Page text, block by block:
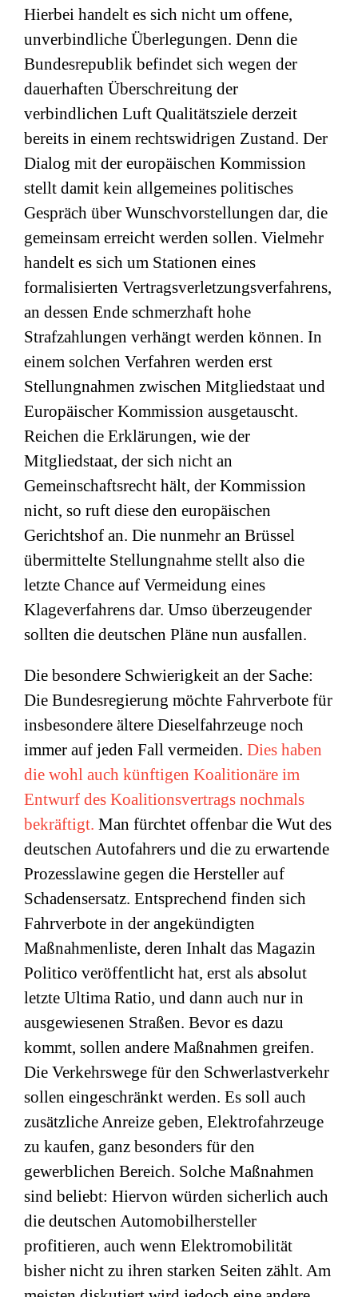
Hierbei handelt es sich nicht um offene,
unverbindliche Überlegungen. Denn die
Bundesrepublik befindet sich wegen der
dauerhaften Überschreitung der
verbindlichen Luft Qualitätsziele derzeit
bereits in einem rechtswidrigen Zustand. Der
Dialog mit der europäischen Kommission
stellt damit kein allgemeines politisches
Gespräch über Wunschvorstellungen dar, die
gemeinsam erreicht werden sollen. Vielmehr
handelt es sich um Stationen eines
formalisierten Vertragsverletzungsverfahrens,
an dessen Ende schmerzhaft hohe
Strafzahlungen verhängt werden können. In
einem solchen Verfahren werden erst
Stellungnahmen zwischen Mitgliedstaat und
Europäischer Kommission ausgetauscht.
Reichen die Erklärungen, wie der
Mitgliedstaat, der sich nicht an
Gemeinschaftsrecht hält, der Kommission
nicht, so ruft diese den europäischen
Gerichtshof an. Die nunmehr an Brüssel
übermittelte Stellungnahme stellt also die
letzte Chance auf Vermeidung eines
Klageverfahrens dar. Umso überzeugender
sollten die deutschen Pläne nun ausfallen.
Die besondere Schwierigkeit an der Sache:
Die Bundesregierung möchte Fahrverbote für
insbesondere ältere Dieselfahrzeuge noch
immer auf jeden Fall vermeiden. Dies haben
die wohl auch künftigen Koalitionäre im
Entwurf des Koalitionsvertrags nochmals
bekräftigt. Man fürchtet offenbar die Wut des
deutschen Autofahrers und die zu erwartende
Prozesslawine gegen die Hersteller auf
Schadensersatz. Entsprechend finden sich
Fahrverbote in der angekündigten
Maßnahmenliste, deren Inhalt das Magazin
Politico veröffentlicht hat, erst als absolut
letzte Ultima Ratio, und dann auch nur in
ausgewiesenen Straßen. Bevor es dazu
kommt, sollen andere Maßnahmen greifen.
Die Verkehrswege für den Schwerlastverkehr
sollen eingeschränkt werden. Es soll auch
zusätzliche Anreize geben, Elektrofahrzeuge
zu kaufen, ganz besonders für den
gewerblichen Bereich. Solche Maßnahmen
sind beliebt: Hiervon würden sicherlich auch
die deutschen Automobilhersteller
profitieren, auch wenn Elektromobilität
bisher nicht zu ihren starken Seiten zählt. Am